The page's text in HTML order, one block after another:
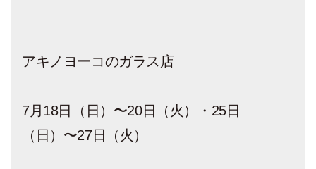
アキノヨーコのガラス店
7月18日（日）〜20日（火）・25日
（日）〜27日（火）